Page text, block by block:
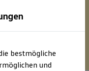
– Und
Sie mit
durch
bestmögliche
und